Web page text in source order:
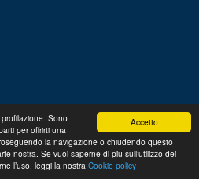
Accetto
Sono
per offrirti una
la navigazione o chiudendo questo
nostra. Se vuoi saperne di più sull’utilizzo dei
l’uso, leggi la nostra Cookie policy
Domande frequenti
Cookie
policy
Copyright © 2026 Advance S.r.L.